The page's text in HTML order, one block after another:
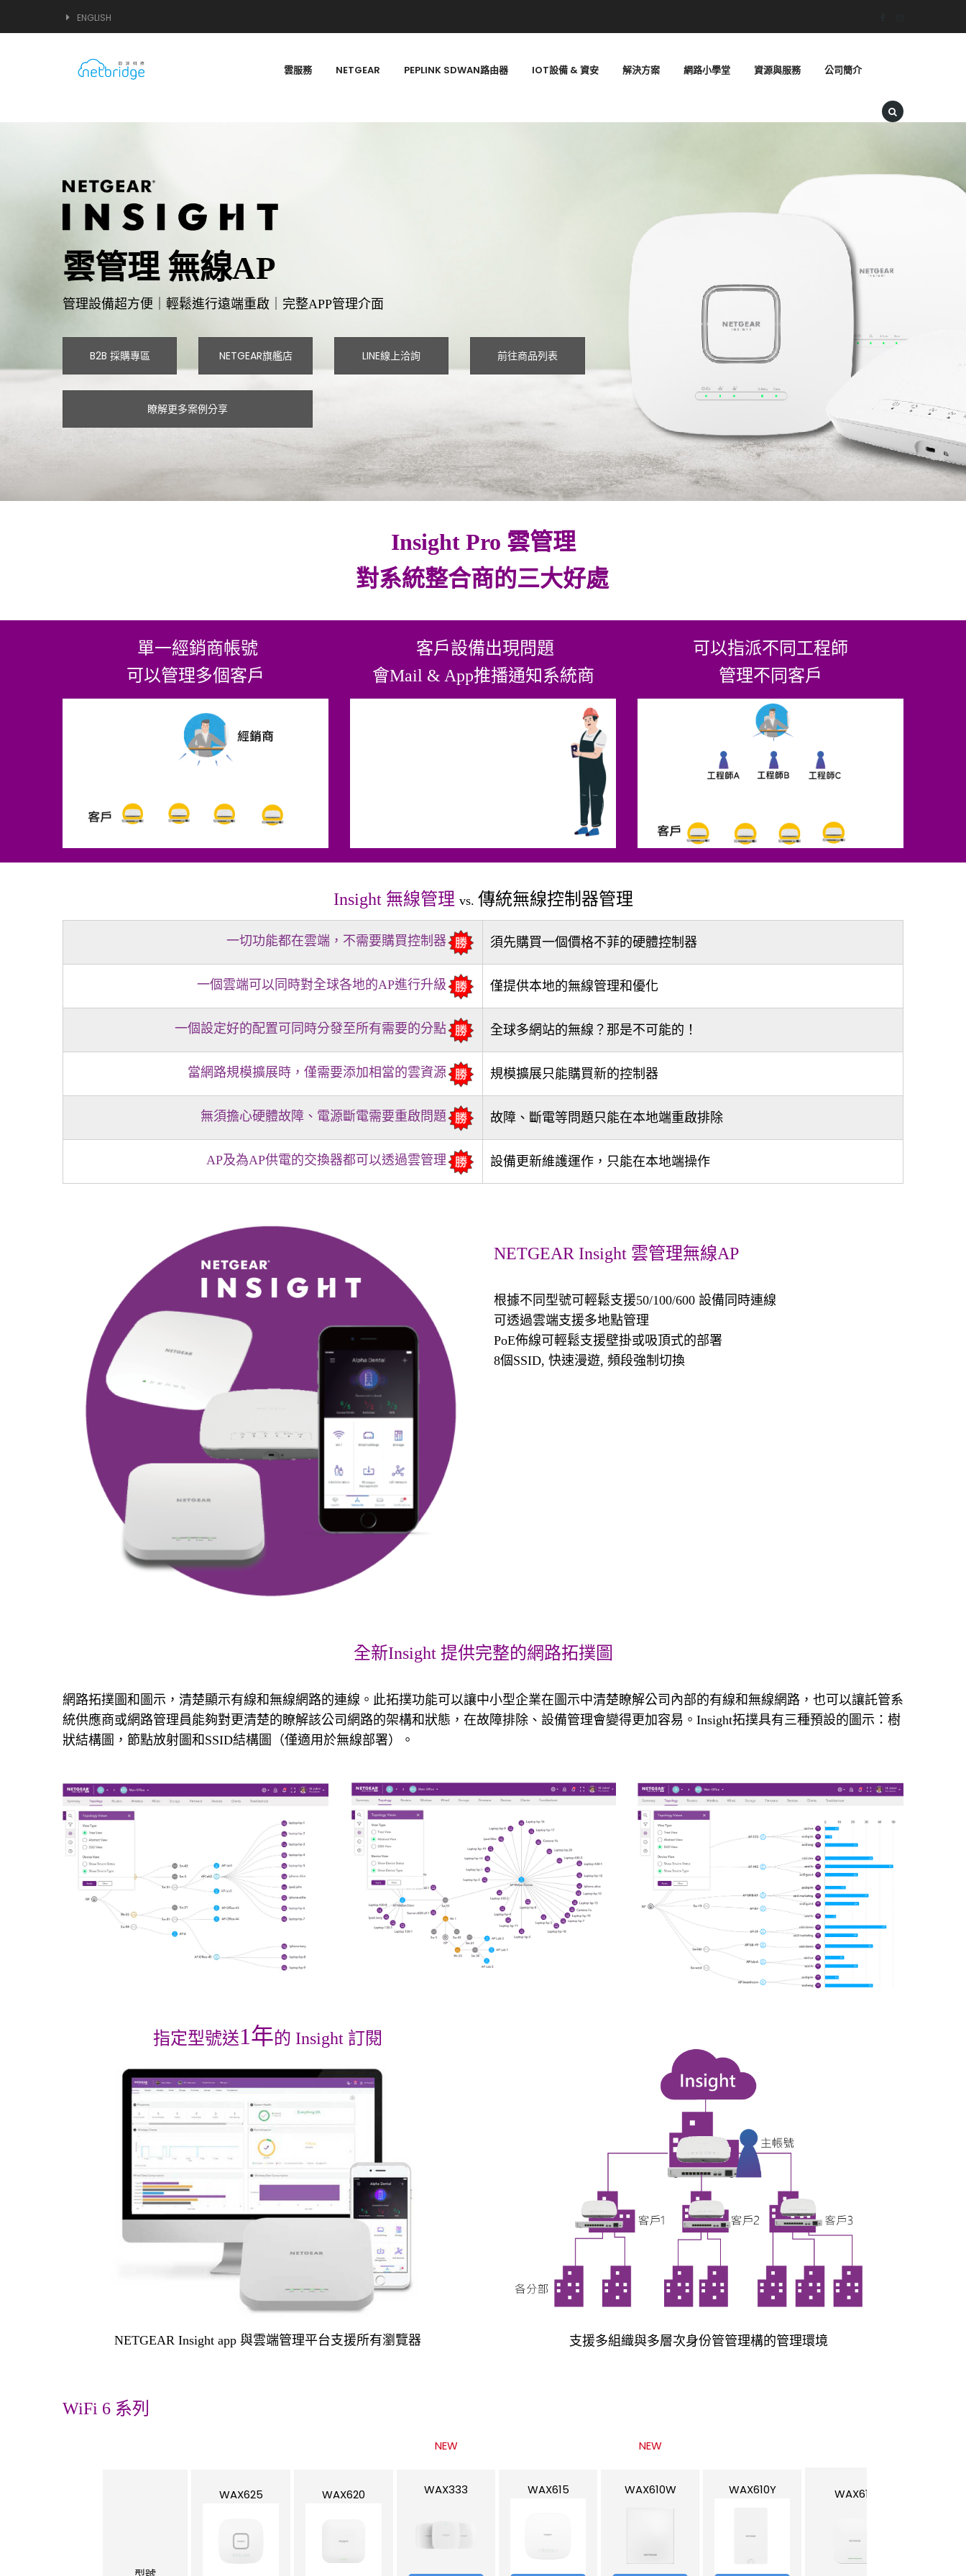
ENGLISH
雲服務 NETGEAR PEPLINK SDWAN路由器 IOT設備 & 資安 解決方案 網路小學堂 資源與服務 公司簡介
雲管理 無線AP
管理設備超方便｜輕鬆進行遠端重啟｜完整APP管理介面
B2B 採購專區 NETGEAR旗艦店 LINE線上洽詢 前往商品列表
瞭解更多案例分享
Insight Pro 雲管理
對系統整合商的三大好處
單一經銷商帳號
可以管理多個客戶
客戶設備出現問題
會Mail & App推播通知系統商
可以指派不同工程師
管理不同客戶
Insight 無線管理 vs. 傳統無線控制器管理
一切功能都在雲端，不需要購買控制器 須先購買一個價格不菲的硬體控制器
一個雲端可以同時對全球各地的AP進行升級 僅提供本地的無線管理和優化
一個設定好的配置可同時分發至所有需要的分點 全球多網站的無線？那是不可能的！
當網路規模擴展時，僅需要添加相當的雲資源 規模擴展只能購買新的控制器
無須擔心硬體故障、電源斷電需要重啟問題 故障、斷電等問題只能在本地端重啟排除
AP及為AP供電的交換器都可以透過雲管理 設備更新維護運作，只能在本地端操作
NETGEAR Insight 雲管理無線AP
根據不同型號可輕鬆支援50/100/600 設備同時連線
可透過雲端支援多地點管理
PoE佈線可輕鬆支援壁掛或吸頂式的部署
8個SSID, 快速漫遊, 頻段強制切換
全新Insight 提供完整的網路拓撲圖
網路拓撲圖和圖示，清楚顯示有線和無線網路的連線。此拓撲功能可以讓中小型企業在圖示中清楚瞭解公司內部的有線和無線網路，也可以讓託管系
統供應商或網路管理員能夠對更清楚的瞭解該公司網路的架構和狀態，在故障排除、設備管理會變得更加容易。Insight拓撲具有三種預設的圖示：樹
狀結構圖，節點放射圖和SSID結構圖（僅適用於無線部署）。
指定型號送1年的 Insight 訂閱
NETGEAR Insight app 與雲端管理平台支援所有瀏覽器 支援多組織與多層次身份管管理構的管理環境
WiFi 6 系列
NEW NEW
WAX625 WAX620 WAX333 WAX615 WAX610W WAX610Y WAX610